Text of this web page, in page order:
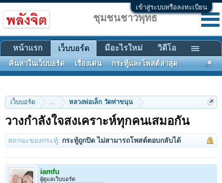
เข้าสู่ระบบหรือลงทะเบียน
เว็บบอร์ด ... หลวงพ่อเล็ก วัดท่าขนุน
วางกำลังใจสงเคราะห์ทุกคนเสมอกัน
สถานะของกระทู้: กระทู้ถูกปิด ไม่สามารถโพสต์ตอบกลับได้
iamfu
ผู้ดูแลเว็บบอร์ด
ชุมชนชาวพุทธ
หน้าแรก เว็บบอร์ด
ค้นหาในเว็บบอร์ด เรื่องเด่น กระทู้และโพสต์ล่าสุด
มีอะไรใหม่ วิดีโอ